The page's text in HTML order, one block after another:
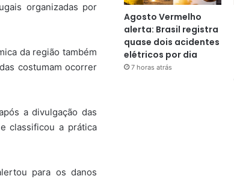
organizadas por
da região também
costumam ocorrer
a divulgação das
classificou a prática
para os danos
Agosto Vermelho
alerta: Brasil registra
quase dois acidentes
elétricos por dia
7 horas atrás